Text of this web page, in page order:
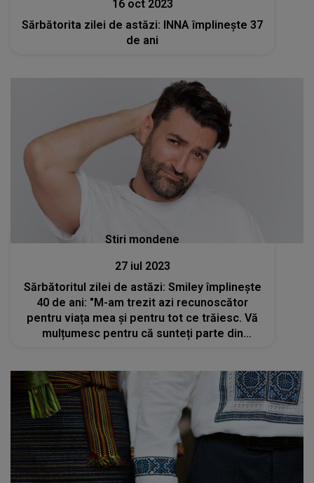
16 oct 2023
Sărbătorita zilei de astăzi: INNA împlinește 37
de ani
Stiri mondene
27 iul 2023
Sărbătoritul zilei de astăzi: Smiley împlinește
40 de ani: "M-am trezit azi recunoscător
pentru viața mea și pentru tot ce trăiesc. Vă
mulțumesc pentru că sunteți parte din